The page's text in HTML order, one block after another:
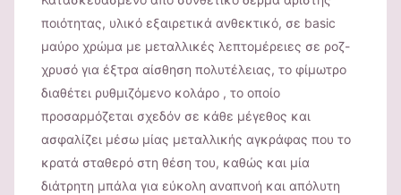
ποιότητας, υλικό εξαιρετικά ανθεκτικό, σε basic
μαύρο χρώμα με μεταλλικές λεπτομέρειες σε ροζ-
χρυσό για έξτρα αίσθηση πολυτέλειας, το φίμωτρο
διαθέτει ρυθμιζόμενο κολάρο , το οποίο
προσαρμόζεται σχεδόν σε κάθε μέγεθος και
ασφαλίζει μέσω μίας μεταλλικής αγκράφας που το
κρατά σταθερό στη θέση του, καθώς και μία
διάτρητη μπάλα για εύκολη αναπνοή και απόλυτη